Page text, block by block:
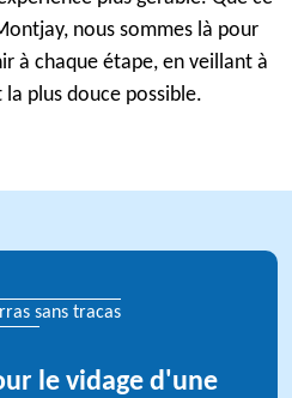
nous sommes là pour
à chaque étape, en veillant à
plus douce possible.
sans tracas
le vidage d'une